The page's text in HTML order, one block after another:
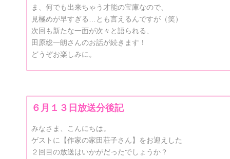
ま、何でも出来ちゃう才能の宝庫なので、
見極めが早すぎる…とも言えるんですが（笑）
次回も新たな一面が次々と語られる、
田原総一朗さんのお話が続きます！
どうぞお楽しみに。
６月１３日放送分後記
みなさま、こんにちは。
ゲストに【作家の家田荘子さん】をお迎えした
２回目の放送はいかがだったでしょうか？